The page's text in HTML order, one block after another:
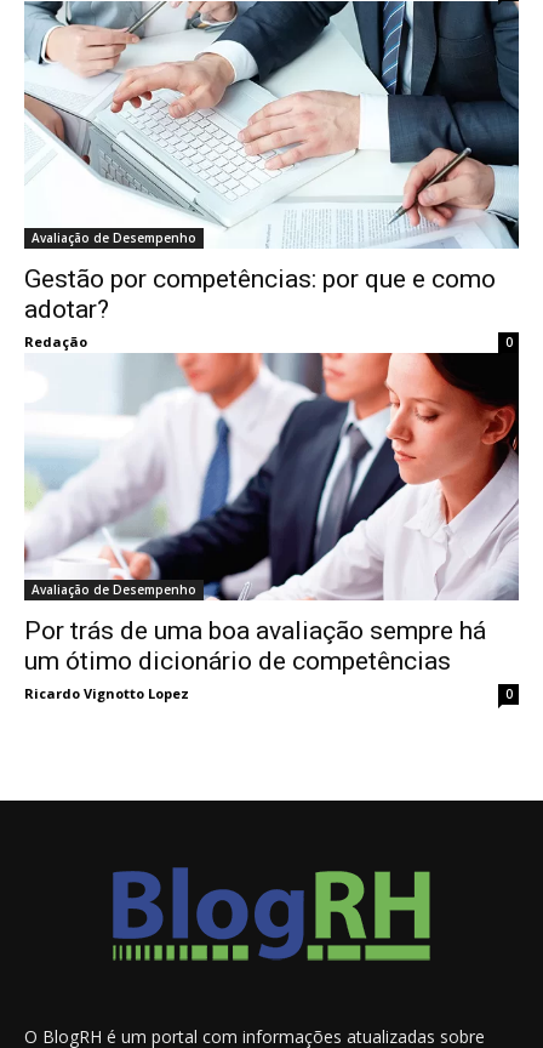
Avaliação de Desempenho
Gestão por competências: por que e como
adotar?
Redação 0
Avaliação de Desempenho
Por trás de uma boa avaliação sempre há
um ótimo dicionário de competências
Ricardo Vignotto Lopez 0
O BlogRH é um portal com informações atualizadas sobre